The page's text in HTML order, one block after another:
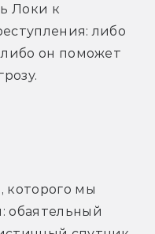
Локи к
либо
либо он поможет
которого мы
обаятельный